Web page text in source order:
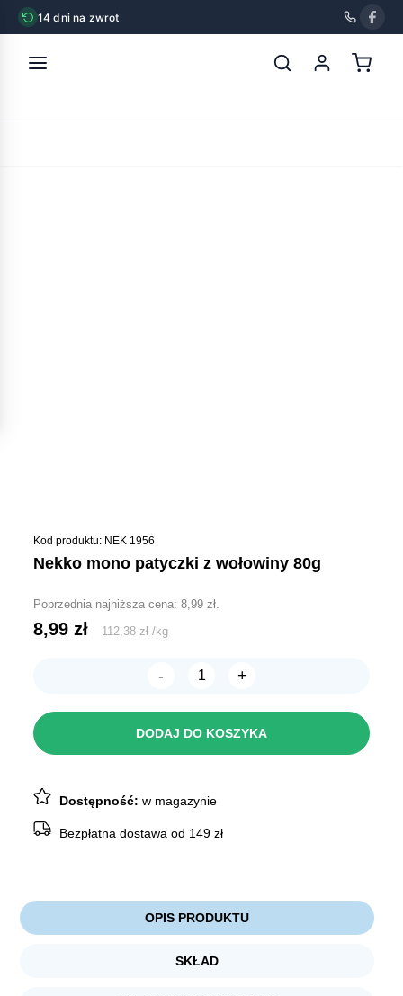
14 dni na zwrot
POWRÓT
Kod produktu: NEK 1956
nekko mono patyczki z wołowiny 80g
Poprzednia najniższa cena:8,99zł.
8,99zł 112,38zł /kg
-
ilość
z
+
DODAJ DO KOSZYKA
Dostępność:w magazynie
Bezpłatna dostawa od 149 zł
OPIS PRODUKTU
SKŁAD